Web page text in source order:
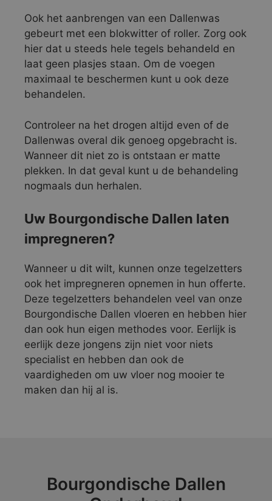
Ook het aanbrengen van een Dallenwas
gebeurt met een blokwitter of roller. Zorg ook
hier dat u steeds hele tegels behandeld en
laat geen plasjes staan. Om de voegen
maximaal te beschermen kunt u ook deze
behandelen.
Controleer na het drogen altijd even of de
Dallenwas overal dik genoeg opgebracht is.
Wanneer dit niet zo is ontstaan er matte
plekken. In dat geval kunt u de behandeling
nogmaals dun herhalen.
Uw Bourgondische Dallen laten
impregneren?
Wanneer u dit wilt, kunnen onze tegelzetters
ook het impregneren opnemen in hun offerte.
Deze tegelzetters behandelen veel van onze
Bourgondische Dallen vloeren en hebben hier
dan ook hun eigen methodes voor. Eerlijk is
eerlijk deze jongens zijn niet voor niets
specialist en hebben dan ook de
vaardigheden om uw vloer nog mooier te
maken dan hij al is.
Bourgondische Dallen